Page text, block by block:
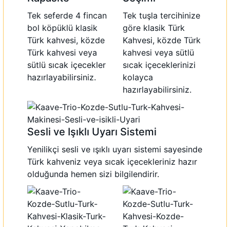
Tek seferde 4 fincan
bol köpüklü klasik
Türk kahvesi, közde
Türk kahvesi veya
sütlü sıcak içecekler
hazırlayabilirsiniz.
Tek tuşla tercihinize
göre klasik Türk
Kahvesi, közde Türk
kahvesi veya sütlü
sıcak içeceklerinizi
kolayca
hazırlayabilirsiniz.
Sesli ve Işıklı Uyarı Sistemi
Yenilikçi sesli ve ışıklı uyarı sistemi sayesinde
Türk kahveniz veya sıcak içecekleriniz hazır
olduğunda hemen sizi bilgilendirir.